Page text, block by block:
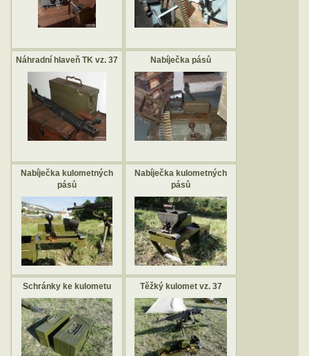
Náhradní hlaveň TK vz. 37 Nabíječka pásů
Nabíječka kulometných
pásů
Nabíječka kulometných
pásů
Schránky ke kulometu Těžký kulomet vz. 37